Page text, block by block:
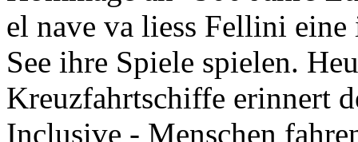
el nave va liess Fellini
See ihre Spiele spielen.
Kreuzfahrtschiffe erinnert
Inclusive - Menschen